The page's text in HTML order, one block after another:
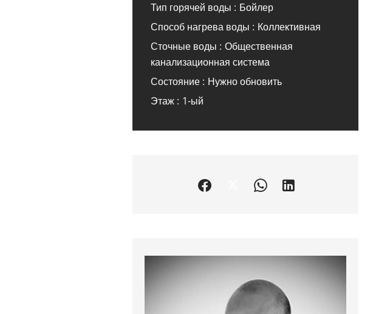
Тип горячей воды
Бойлер
Способ нагрева воды
Коллективная
Сточные воды
Общественная
канализационная система
Состояние
Нужно обновить
Этаж
1-ый